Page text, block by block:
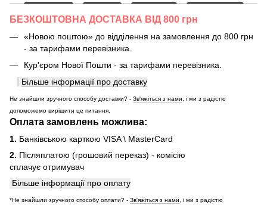
БЕЗКОШТОВНА ДОСТАВКА ВІД 800 грн
«Новою поштою» до відділення на замовлення до 800 грн
- за тарифами перевізника.
Кур'єром Нової Пошти - за тарифами перевізника.
Більше інформації про доставку
Не знайшли зручного способу доставки? - Зв'яжіться з нами, і ми з радістю
допоможемо вирішити це питання.
Оплата замовлень можлива:
1. Банківською карткою VISA \ MasterCard
2. Післяплатою (грошовий переказ) - комісію
сплачує отримувач
Більше інформації про оплату
*Не знайшли зручного способу оплати? - Зв'яжіться з нами, і ми з радістю